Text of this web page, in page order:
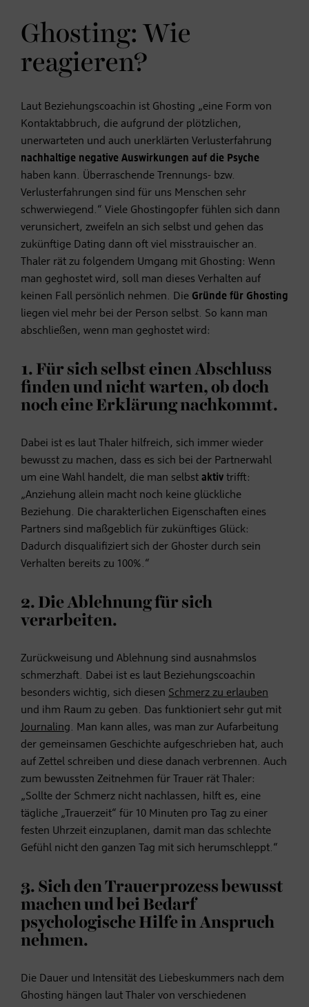
Ghosting: Wie
reagieren?
Laut Beziehungscoachin ist Ghosting „eine Form von
Kontaktabbruch, die aufgrund der plötzlichen,
unerwarteten und auch unerklärten Verlusterfahrung
nachhaltige negative Auswirkungen auf die Psyche
haben kann. Überraschende Trennungs- bzw.
Verlusterfahrungen sind für uns Menschen sehr
schwerwiegend.“ Viele Ghostingopfer fühlen sich dann
verunsichert, zweifeln an sich selbst und gehen das
zukünftige Dating dann oft viel misstrauischer an.
Thaler rät zu folgendem Umgang mit Ghosting: Wenn
man geghostet wird, soll man dieses Verhalten auf
keinen Fall persönlich nehmen. Die Gründe für Ghosting
liegen viel mehr bei der Person selbst. So kann man
abschließen, wenn man geghostet wird:
1. Für sich selbst einen Abschluss
finden und nicht warten, ob doch
noch eine Erklärung nachkommt.
Dabei ist es laut Thaler hilfreich, sich immer wieder
bewusst zu machen, dass es sich bei der Partnerwahl
um eine Wahl handelt, die man selbst aktiv trifft:
„Anziehung allein macht noch keine glückliche
Beziehung. Die charakterlichen Eigenschaften eines
Partners sind maßgeblich für zukünftiges Glück:
Dadurch disqualifiziert sich der Ghoster durch sein
Verhalten bereits zu 100%.“
2. Die Ablehnung für sich
verarbeiten.
Zurückweisung und Ablehnung sind ausnahmslos
schmerzhaft. Dabei ist es laut Beziehungscoachin
besonders wichtig, sich diesen Schmerz zu erlauben
und ihm Raum zu geben. Das funktioniert sehr gut mit
Journaling. Man kann alles, was man zur Aufarbeitung
der gemeinsamen Geschichte aufgeschrieben hat, auch
auf Zettel schreiben und diese danach verbrennen. Auch
zum bewussten Zeitnehmen für Trauer rät Thaler:
„Sollte der Schmerz nicht nachlassen, hilft es, eine
tägliche „Trauerzeit“ für 10 Minuten pro Tag zu einer
festen Uhrzeit einzuplanen, damit man das schlechte
Gefühl nicht den ganzen Tag mit sich herumschleppt.“
3. Sich den Trauerprozess bewusst
machen und bei Bedarf
psychologische Hilfe in Anspruch
nehmen.
Die Dauer und Intensität des Liebeskummers nach dem
Ghosting hängen laut Thaler von verschiedenen